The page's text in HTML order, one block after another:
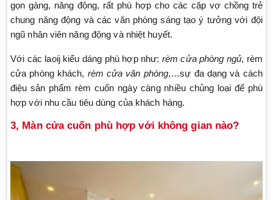
gọn gàng, năng động, rất phù hợp cho các cặp vợ chồng trẻ
chung năng động và các văn phòng sáng tạo ý tưởng với đội
ngũ nhân viên năng động và nhiệt huyết.
Với các laoij kiểu dáng phù hợp như: rèm cửa phòng ngủ, rèm
cửa phòng khách, rèm cửa văn phòng,…sự đa dạng và cách
điệu sản phẩm rèm cuốn ngày càng nhiều chủng loại để phù
hợp với nhu cầu tiêu dùng của khách hàng.
3, Màn cửa cuốn phù hợp với không gian nào?